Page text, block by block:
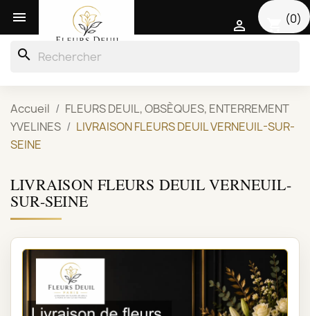
 (0)

search
Accueil
FLEURS DEUIL, OBSÈQUES, ENTERREMENT
YVELINES
LIVRAISON FLEURS DEUIL VERNEUIL-SUR-
SEINE
LIVRAISON FLEURS DEUIL VERNEUIL-
SUR-SEINE